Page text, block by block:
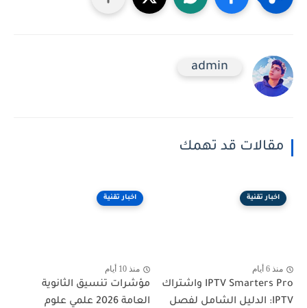
admin
مقالات قد تهمك
اخبار تقنية
منذ 6 أيام
IPTV Smarters Pro واشتراك
IPTV: الدليل الشامل لفصل
اخبار تقنية
منذ 10 أيام
مؤشرات تنسيق الثانوية
العامة 2026 علمي علوم